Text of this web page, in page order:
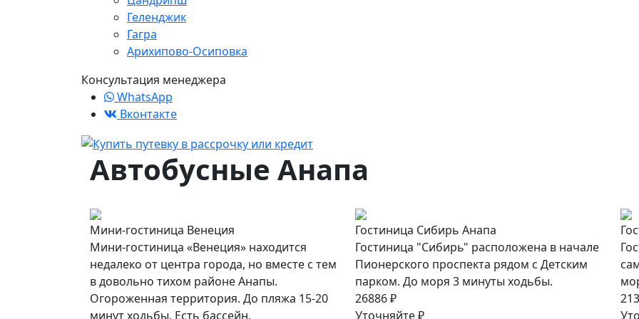
Геленджик
Гагра
Арихипово-Осиповка
Консультация менеджера
WhatsApp
Вконтакте
Автобусные Анапа
Мини-гостиница Венеция
Мини-гостиница «Венеция» находится
недалеко от центра города, но вместе с тем
в довольно тихом районе Анапы.
Огороженная территория. До пляжа 15-20
минут ходьбы. Есть бассейн.
Гостиница Сибирь Анапа
Гостиница "Сибирь" расположена в начале
Пионерского проспекта рядом с Детским
парком. До моря 3 минуты ходьбы.
26886 ₽
Уточняйте ₽